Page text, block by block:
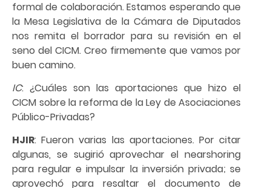
formal de colaboración. Estamos esperando que
la Mesa Legislativa de la Cámara de Diputados
nos remita el borrador para su revisión en el
seno del CICM. Creo firmemente que vamos por
buen camino.
IC: ¿Cuáles son las aportaciones que hizo el
CICM sobre la reforma de la Ley de Asociaciones
Público-Privadas?
HJIR: Fueron varias las aportaciones. Por citar
algunas, se sugirió aprovechar el nearshoring
para regular e impulsar la inversión privada; se
aprovechó para resaltar el documento de